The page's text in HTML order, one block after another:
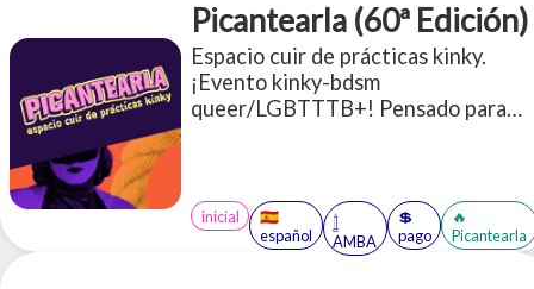
Picantearla (60ª Edición)
Espacio cuir de prácticas kinky.
¡Evento kinky-bdsm
queer/LGBTTTB+! Pensado para
inicial
🇪🇸
español
𓉶
AMBA
💲
pago
🔥
Picantearla